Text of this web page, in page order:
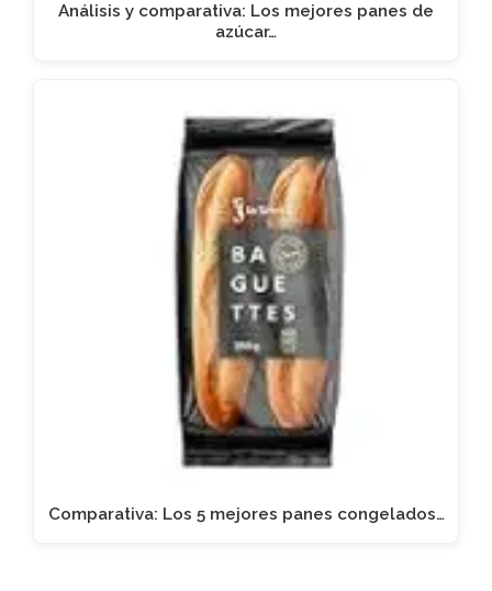
Análisis y comparativa: Los mejores panes de
azúcar…
Comparativa: Los 5 mejores panes congelados…